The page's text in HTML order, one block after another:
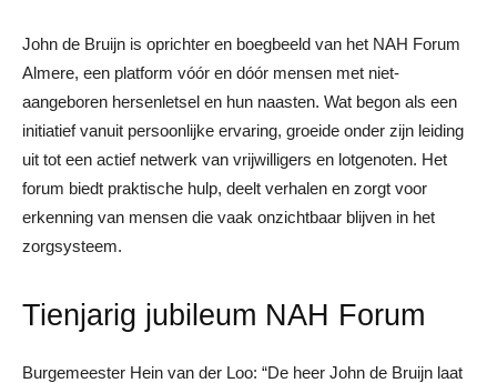
John de Bruijn is oprichter en boegbeeld van het NAH Forum
Almere, een platform vóór en dóór mensen met niet-
aangeboren hersenletsel en hun naasten. Wat begon als een
initiatief vanuit persoonlijke ervaring, groeide onder zijn leiding
uit tot een actief netwerk van vrijwilligers en lotgenoten. Het
forum biedt praktische hulp, deelt verhalen en zorgt voor
erkenning van mensen die vaak onzichtbaar blijven in het
zorgsysteem.
Tienjarig jubileum NAH Forum
Burgemeester Hein van der Loo: “De heer John de Bruijn laat